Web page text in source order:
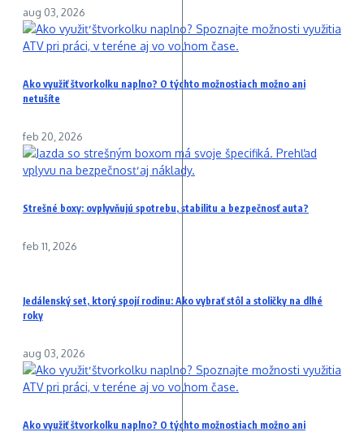
aug 03, 2026
Ako využiť štvorkolku naplno? O týchto možnostiach možno ani
netušíte
feb 20, 2026
Strešné boxy: ovplyvňujú spotrebu, stabilitu a bezpečnosť auta?
feb 11, 2026
Jedálenský set, ktorý spojí rodinu: Ako vybrať stôl a stoličky na dlhé
roky
aug 03, 2026
Ako využiť štvorkolku naplno? O týchto možnostiach možno ani